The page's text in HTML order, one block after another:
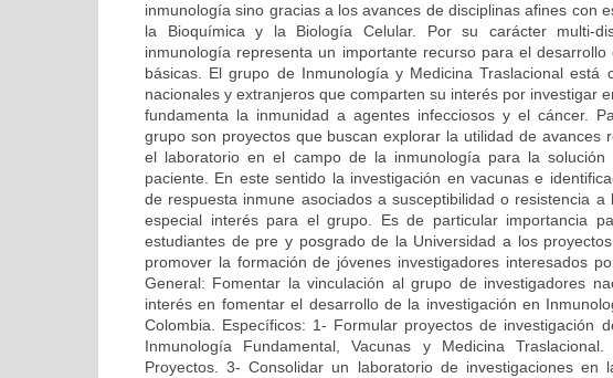
inmunología sino gracias a los avances de disciplinas afines con
la Bioquímica y la Biología Celular. Por su carácter multi-
inmunología representa un importante recurso para el
básicas. El grupo de Inmunología y Medicina Traslacional está
nacionales y extranjeros que comparten su interés por investigar
fundamenta la inmunidad a agentes infecciosos y el cáncer.
grupo son proyectos que buscan explorar la utilidad de avances
el laboratorio en el campo de la inmunología para la
paciente. En este sentido la investigación en vacunas e
de respuesta inmune asociados a susceptibilidad o resistencia
especial interés para el grupo. Es de particular importancia
estudiantes de pre y posgrado de la Universidad a los
promover la formación de jóvenes investigadores interesados
General: Fomentar la vinculación al grupo de investigadores
interés en fomentar el desarrollo de la investigación en
Colombia. Específicos: 1- Formular proyectos de investigación
Inmunología Fundamental, Vacunas y Medicina
Proyectos. 3- Consolidar un laboratorio de investigaciones